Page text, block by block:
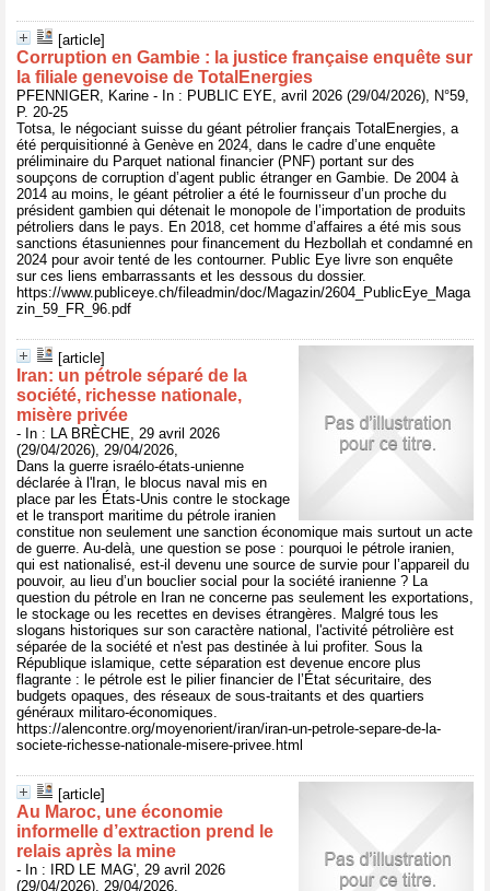
[article]
Corruption en Gambie : la justice française enquête sur
la filiale genevoise de TotalEnergies
PFENNIGER, Karine - In : PUBLIC EYE, avril 2026 (29/04/2026), N°59,
P. 20-25
Totsa, le négociant suisse du géant pétrolier français TotalEnergies, a
été perquisitionné à Genève en 2024, dans le cadre d’une enquête
préliminaire du Parquet national financier (PNF) portant sur des
soupçons de corruption d’agent public étranger en Gambie. De 2004 à
2014 au moins, le géant pétrolier a été le fournisseur d’un proche du
président gambien qui détenait le monopole de l’importation de produits
pétroliers dans le pays. En 2018, cet homme d’affaires a été mis sous
sanctions étasuniennes pour financement du Hezbollah et condamné en
2024 pour avoir tenté de les contourner. Public Eye livre son enquête
sur ces liens embarrassants et les dessous du dossier.
https://www.publiceye.ch/fileadmin/doc/Magazin/2604_PublicEye_Maga
zin_59_FR_96.pdf
[article]
Iran: un pétrole séparé de la
société, richesse nationale,
misère privée
- In : LA BRÈCHE, 29 avril 2026
(29/04/2026), 29/04/2026,
Dans la guerre israélo-états-unienne
déclarée à l'Iran, le blocus naval mis en
place par les États-Unis contre le stockage
et le transport maritime du pétrole iranien
constitue non seulement une sanction économique mais surtout un acte
de guerre. Au-delà, une question se pose : pourquoi le pétrole iranien,
qui est nationalisé, est-il devenu une source de survie pour l’appareil du
pouvoir, au lieu d’un bouclier social pour la société iranienne ? La
question du pétrole en Iran ne concerne pas seulement les exportations,
le stockage ou les recettes en devises étrangères. Malgré tous les
slogans historiques sur son caractère national, l'activité pétrolière est
séparée de la société et n'est pas destinée à lui profiter. Sous la
République islamique, cette séparation est devenue encore plus
flagrante : le pétrole est le pilier financier de l’État sécuritaire, des
budgets opaques, des réseaux de sous-traitants et des quartiers
généraux militaro-économiques.
https://alencontre.org/moyenorient/iran/iran-un-petrole-separe-de-la-
societe-richesse-nationale-misere-privee.html
[article]
Au Maroc, une économie
informelle d’extraction prend le
relais après la mine
- In : IRD LE MAG', 29 avril 2026
(29/04/2026), 29/04/2026,